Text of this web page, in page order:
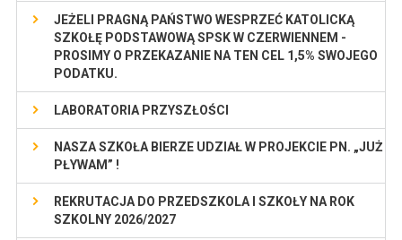
JEŻELI PRAGNĄ PAŃSTWO WESPRZEĆ KATOLICKĄ
SZKOŁĘ PODSTAWOWĄ SPSK W CZERWIENNEM -
PROSIMY O PRZEKAZANIE NA TEN CEL 1,5% SWOJEGO
PODATKU.
LABORATORIA PRZYSZŁOŚCI
NASZA SZKOŁA BIERZE UDZIAŁ W PROJEKCIE PN. „JUŻ
PŁYWAM” !
REKRUTACJA DO PRZEDSZKOLA I SZKOŁY NA ROK
SZKOLNY 2026/2027